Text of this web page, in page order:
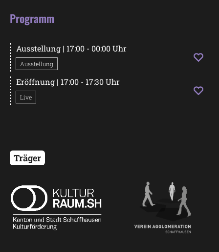
Mobilität
Kontakt
Programm
Ausstellung | 17:00 - 00:00 Uhr
Ausstellung
Eröffnung | 17:00 - 17:30 Uhr
Live
Träger